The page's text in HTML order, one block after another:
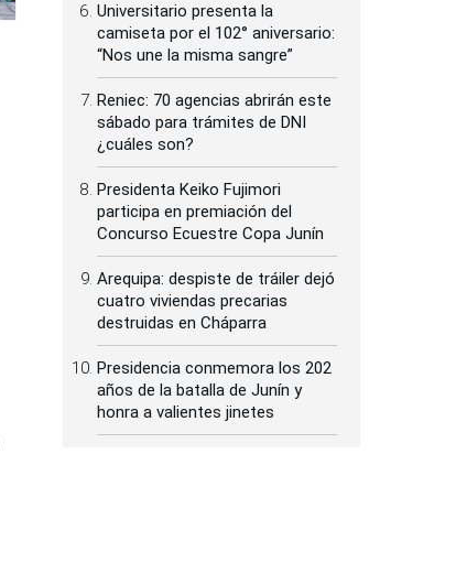
Universitario presenta la
camiseta por el 102° aniversario:
“Nos une la misma sangre”
Reniec: 70 agencias abrirán este
sábado para trámites de DNI
¿cuáles son?
Presidenta Keiko Fujimori
participa en premiación del
Concurso Ecuestre Copa Junín
Arequipa: despiste de tráiler dejó
cuatro viviendas precarias
destruidas en Cháparra
Presidencia conmemora los 202
años de la batalla de Junín y
honra a valientes jinetes